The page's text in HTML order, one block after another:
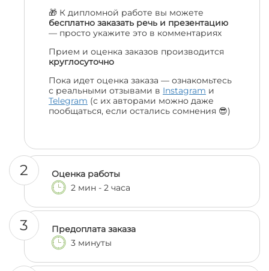
🎁 К дипломной работе вы можете
бесплатно заказать речь и презентацию
— просто укажите это в комментариях
Прием и оценка заказов производится
круглосуточно
Пока идет оценка заказа — ознакомьтесь
с реальными отзывами в Instagram и
Telegram (с их авторами можно даже
пообщаться, если остались сомнения 😎)
2
Оценка работы
2 мин - 2 часа
3
Предоплата заказа
3 минуты